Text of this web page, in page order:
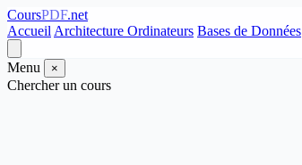
CoursPDF.net
Accueil Architecture Ordinateurs Bases de Données
Menu ×
Chercher un cours